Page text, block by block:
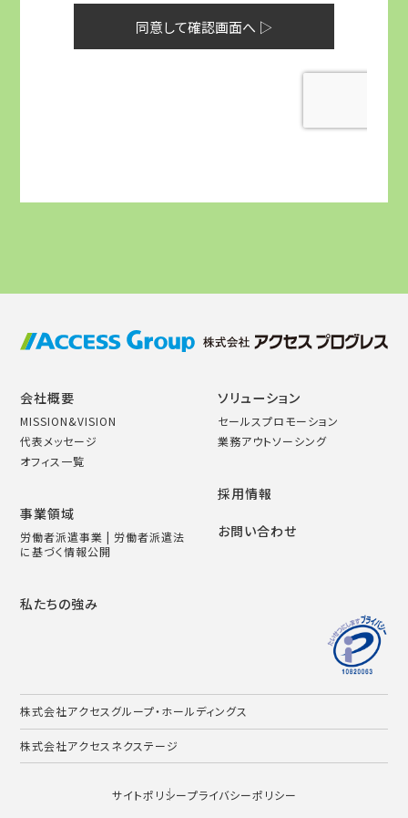
会社概要
MISSION&VISION
代表メッセージ
オフィス一覧
事業領域
労働者派遣事業 | 労働者派遣法
に基づく情報公開
私たちの強み
ソリューション
セールスプロモーション
業務アウトソーシング
採用情報
お問い合わせ
株式会社アクセスグループ・ホールディングス
株式会社アクセスネクステージ
サイトポリシープライバシーポリシー